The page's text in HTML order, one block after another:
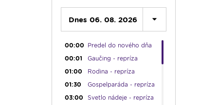
Dnes 06. 08. 2026
00:00 Predel do nového dňa
00:01
Gaučing - repríza
01:00
Rodina - repríza
01:30
Gospelparáda - repríza
03:00
Svetlo nádeje - repríza